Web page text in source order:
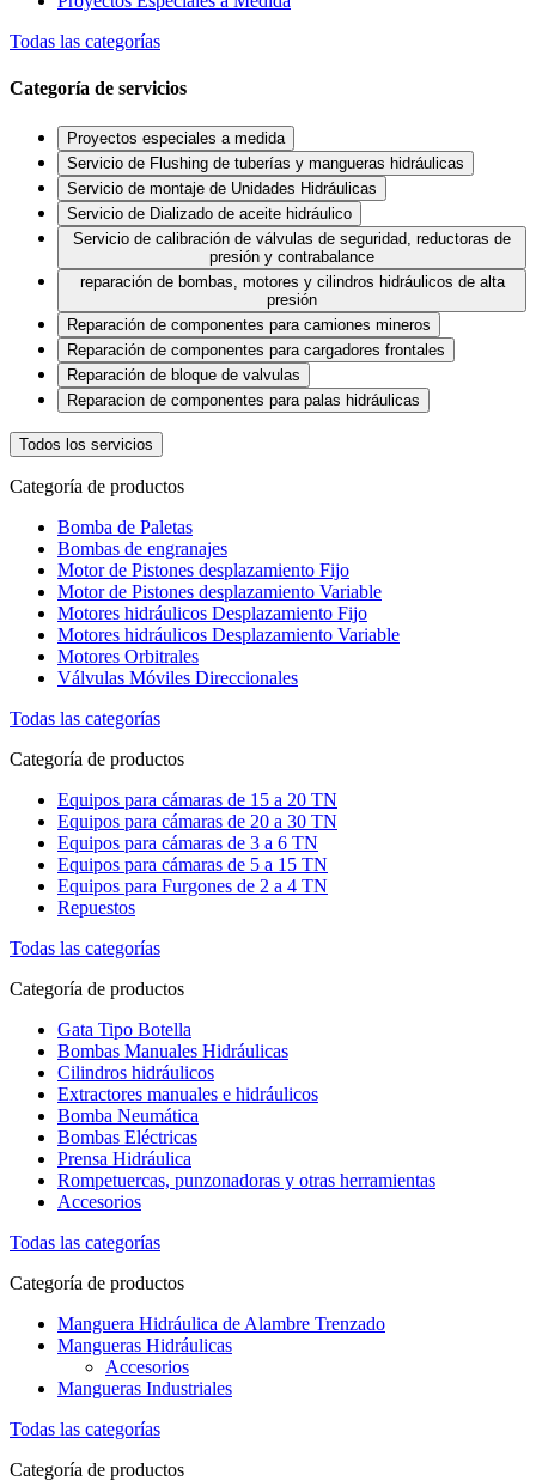
Todas las categorías
Categoría de servicios
Proyectos especiales a medida
Servicio de Flushing de tuberías y mangueras hidráulicas
Servicio de montaje de Unidades Hidráulicas
Servicio de Dializado de aceite hidráulico
Servicio de calibración de válvulas de seguridad, reductoras de
presión y contrabalance
reparación de bombas, motores y cilindros hidráulicos de alta
presión
Reparación de componentes para camiones mineros
Reparación de componentes para cargadores frontales
Reparación de bloque de valvulas
Reparacion de componentes para palas hidráulicas
Todos los servicios
Categoría de productos
Bomba de Paletas
Bombas de engranajes
Motor de Pistones desplazamiento Fijo
Motor de Pistones desplazamiento Variable
Motores hidráulicos Desplazamiento Fijo
Motores hidráulicos Desplazamiento Variable
Motores Orbitrales
Válvulas Móviles Direccionales
Todas las categorías
Categoría de productos
Equipos para cámaras de 15 a 20 TN
Equipos para cámaras de 20 a 30 TN
Equipos para cámaras de 3 a 6 TN
Equipos para cámaras de 5 a 15 TN
Equipos para Furgones de 2 a 4 TN
Repuestos
Todas las categorías
Categoría de productos
Gata Tipo Botella
Bombas Manuales Hidráulicas
Cilindros hidráulicos
Extractores manuales e hidráulicos
Bomba Neumática
Bombas Eléctricas
Prensa Hidráulica
Rompetuercas, punzonadoras y otras herramientas
Accesorios
Todas las categorías
Categoría de productos
Manguera Hidráulica de Alambre Trenzado
Mangueras Hidráulicas
Accesorios
Mangueras Industriales
Todas las categorías
Categoría de productos